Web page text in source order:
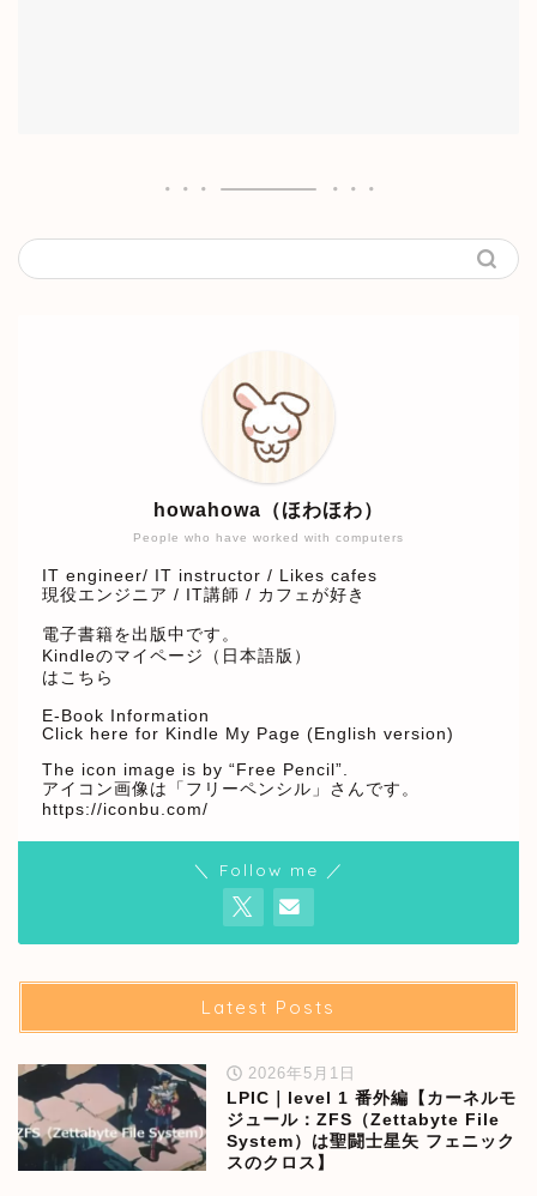
People who have worked with computers
howahowa（ほわほわ）
IT engineer/ IT instructor / Likes cafes
現役エンジニア / IT講師 / カフェが好き
電子書籍を出版中です。
Kindleのマイページ（日本語版）
はこちら
E-Book Information
Click here for Kindle My Page (English version)
The icon image is by “Free Pencil”.
アイコン画像は「フリーペンシル」さんです。
https://iconbu.com/
＼ Follow me ／
Latest Posts
2026年5月1日
LPIC｜level 1 番外編【カーネルモ
ジュール：ZFS（Zettabyte File
System）は聖闘士星矢 フェニック
スのクロス】